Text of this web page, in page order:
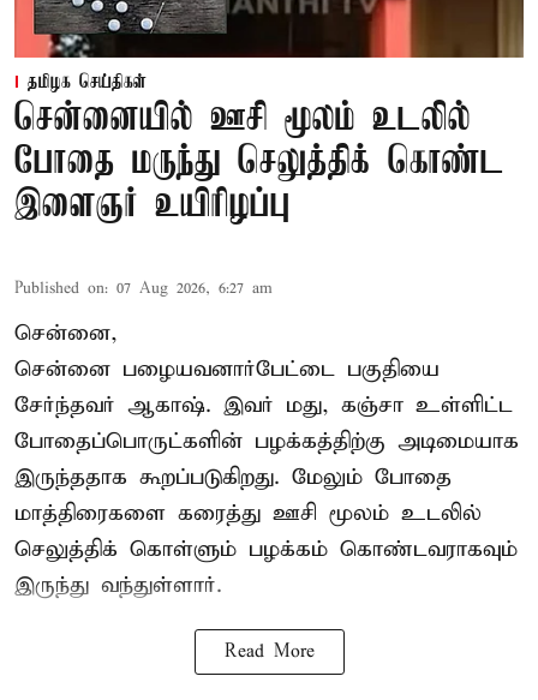
தமிழக செய்திகள்
சென்னையில் ஊசி மூலம் உடலில்
போதை மருந்து செலுத்திக் கொண்ட
இளைஞர் உயிரிழப்பு
Published on: 07 Aug 2026, 6:27 am
சென்னை,
சென்னை பழையவனார்பேட்டை பகுதியை
சேர்ந்தவர் ஆகாஷ். இவர் மது, கஞ்சா உள்ளிட்ட
போதைப்பொருட்களின் பழக்கத்திற்கு அடிமையாக
இருந்ததாக கூறப்படுகிறது. மேலும் போதை
மாத்திரைகளை கரைத்து ஊசி மூலம் உடலில்
செலுத்திக் கொள்ளும் பழக்கம் கொண்டவராகவும்
இருந்து வந்துள்ளார்.
Read More